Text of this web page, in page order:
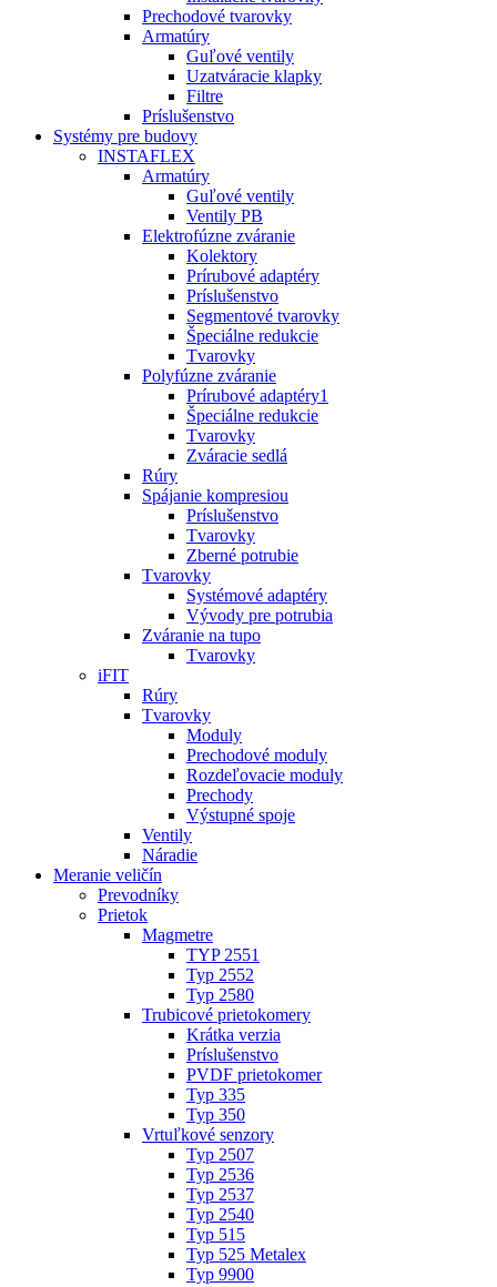
Prechodové tvarovky
Armatúry
Guľové ventily
Uzatváracie klapky
Filtre
Príslušenstvo
Systémy pre budovy
INSTAFLEX
Armatúry
Guľové ventily
Ventily PB
Elektrofúzne zváranie
Kolektory
Prírubové adaptéry
Príslušenstvo
Segmentové tvarovky
Špeciálne redukcie
Tvarovky
Polyfúzne zváranie
Prírubové adaptéry1
Špeciálne redukcie
Tvarovky
Zváracie sedlá
Rúry
Spájanie kompresiou
Príslušenstvo
Tvarovky
Zberné potrubie
Tvarovky
Systémové adaptéry
Vývody pre potrubia
Zváranie na tupo
Tvarovky
iFIT
Rúry
Tvarovky
Moduly
Prechodové moduly
Rozdeľovacie moduly
Prechody
Výstupné spoje
Ventily
Náradie
Meranie veličín
Prevodníky
Prietok
Magmetre
TYP 2551
Typ 2552
Typ 2580
Trubicové prietokomery
Krátka verzia
Príslušenstvo
PVDF prietokomer
Typ 335
Typ 350
Vrtuľkové senzory
Typ 2507
Typ 2536
Typ 2537
Typ 2540
Typ 515
Typ 525 Metalex
Typ 9900